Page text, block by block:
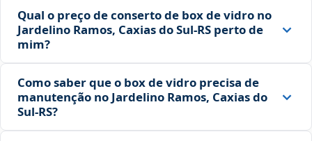
Qual o preço de conserto de box de vidro no
Jardelino Ramos, Caxias do Sul‑RS perto de
mim?
Como saber que o box de vidro precisa de
manutenção no Jardelino Ramos, Caxias do
Sul‑RS?